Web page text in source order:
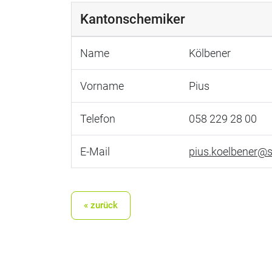
Kantonschemiker
Name Kölbener
Vorname Pius
Telefon 058 229 28 00
E-Mail
« zurück